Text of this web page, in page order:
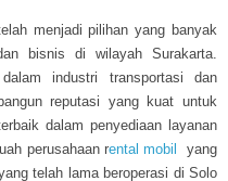
menjadi pilihan yang banyak
bisnis di wilayah Surakarta.
dalam industri transportasi dan
reputasi yang kuat untuk
dalam penyediaan layanan
perusahaan rental mobil
yang
telah lama beroperasi di Solo